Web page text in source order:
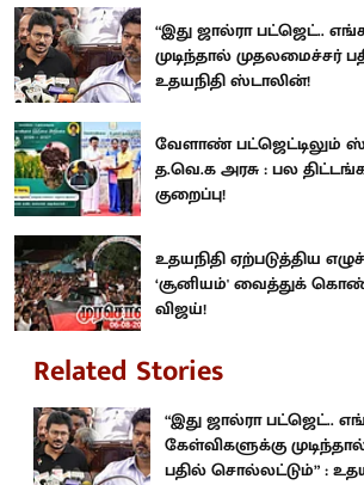
“இது ஜால்ரா பட்ஜெட்..
முடிந்தால் முதலமைச்சர்
உதயநிதி ஸ்டாலின்!
வேளாண் பட்ஜெட்டிலும்
த.வெ.க அரசு : பல
குறைப்பு!
உதயநிதி ஏற்படுத்திய
‘சூனியம்' வைத்துக்
விஜய்!
Related Stories
“இது ஜால்ரா பட்ஜெட்..
கேள்விகளுக்கு
பதில் சொல்லட்டும்” :